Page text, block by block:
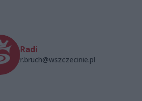
Radi
r.bruch@wszczecinie.pl